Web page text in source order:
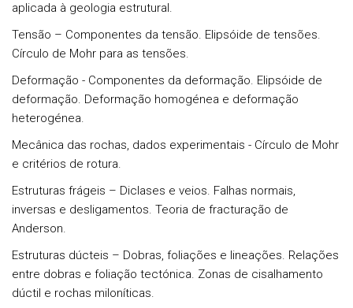
aplicada à geologia estrutural.
Tensão – Componentes da tensão. Elipsóide de tensões.
Círculo de Mohr para as tensões.
Deformação - Componentes da deformação. Elipsóide de
deformação. Deformação homogénea e deformação
heterogénea.
Mecânica das rochas, dados experimentais - Círculo de Mohr
e critérios de rotura.
Estruturas frágeis – Diclases e veios. Falhas normais,
inversas e desligamentos. Teoria de fracturação de
Anderson.
Estruturas dúcteis – Dobras, foliações e lineações. Relações
entre dobras e foliação tectónica. Zonas de cisalhamento
dúctil e rochas miloníticas.